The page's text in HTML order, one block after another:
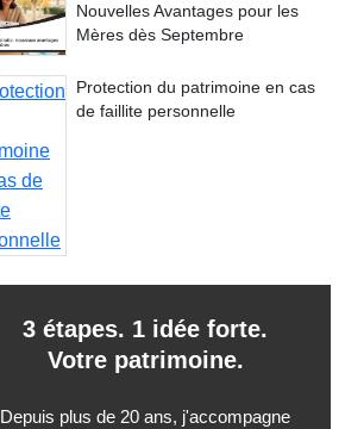
Nouvelles Avantages pour les
Mères dès Septembre
Protection du patrimoine en cas
de faillite personnelle
3 étapes. 1 idée forte.
Votre patrimoine.
Depuis plus de 20 ans, j'accompagne